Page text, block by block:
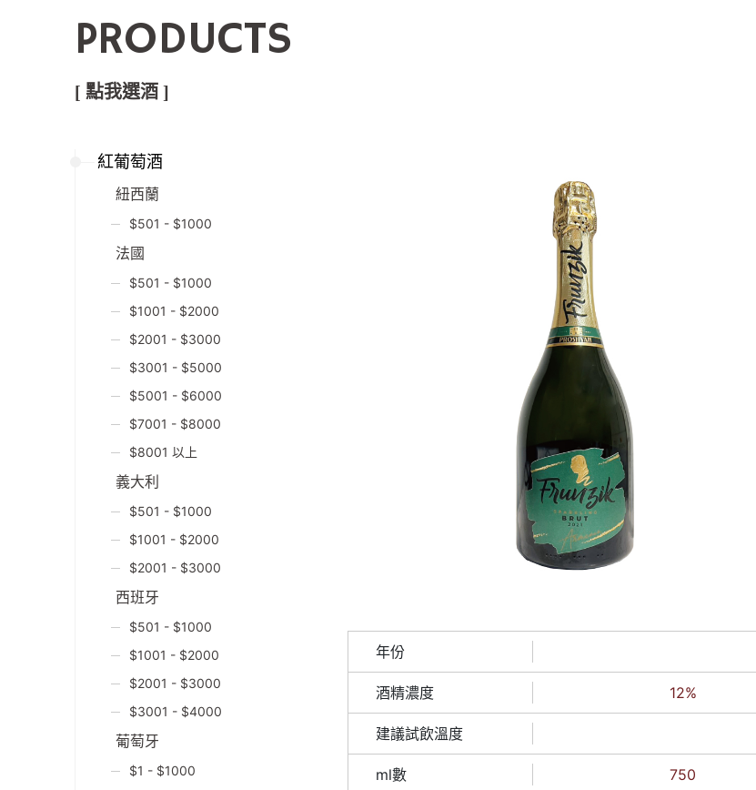
PRODUCTS
[ 點我選酒 ]
紅葡萄酒
紐西蘭
$501 - $1000
法國
$501 - $1000
$1001 - $2000
$2001 - $3000
$3001 - $5000
$5001 - $6000
$7001 - $8000
$8001 以上
義大利
$501 - $1000
$1001 - $2000
$2001 - $3000
西班牙
$501 - $1000
$1001 - $2000
$2001 - $3000
$3001 - $4000
葡萄牙
$1 - $1000
年份
酒精濃度 12%
建議試飲溫度
ml數 750